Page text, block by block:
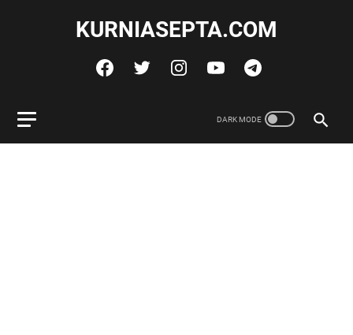
KURNIASEPTA.COM